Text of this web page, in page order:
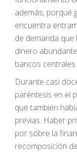
además, porqué
encuentra
de demanda
dinero
bancos centrales.
Durante casi
paréntesis en el
que también
previas. Haber
por sobre la
recomposición